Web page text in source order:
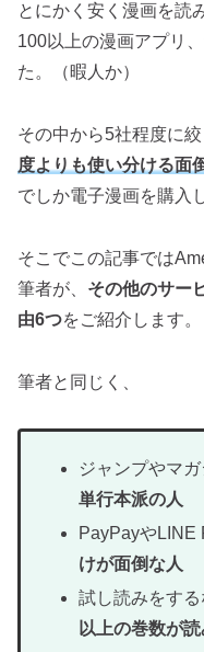
とにかく安く漫画を読
100以上の漫画アプリ
た。（暇人か）
その中から5社程度に
度よりも使い分ける面
でしか電子漫画を購入
そこでこの記事では
筆者が、 その他のサー
由6つをご紹介します。
筆者と同じく、
ジャンプやマ
単行本派の人
PayPayやLINE
けが面倒な人
試し読みをする
以上の巻数が